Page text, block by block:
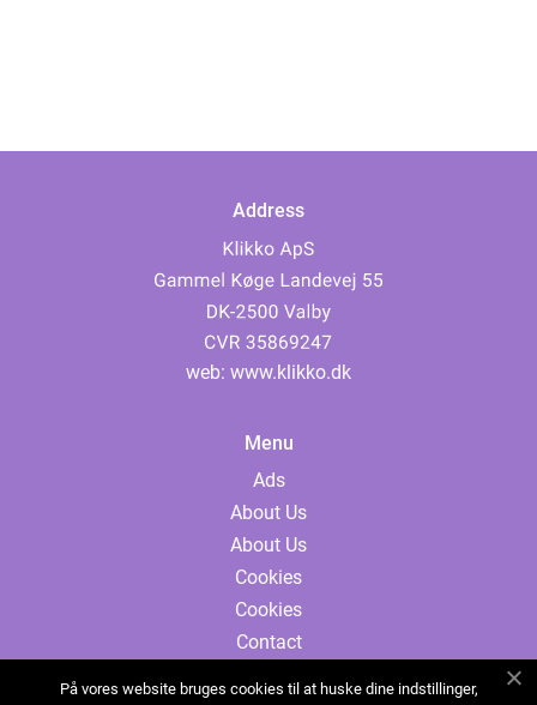
Address
web: www.klikko.dk
Menu
Ads
About Us
About Us
Cookies
Cookies
Contact
På vores website bruges cookies til at huske dine indstillinger,